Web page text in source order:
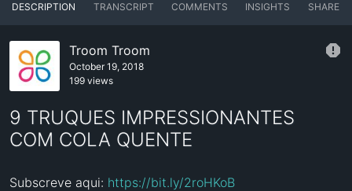
DESCRIPTION TRANSCRIPT COMMENTS INSIGHTS SHARE
Troom Troom
October 19, 2018
199 views
9 TRUQUES IMPRESSIONANTES
COM COLA QUENTE
Subscreve aqui: https://bit.ly/2roHKoB